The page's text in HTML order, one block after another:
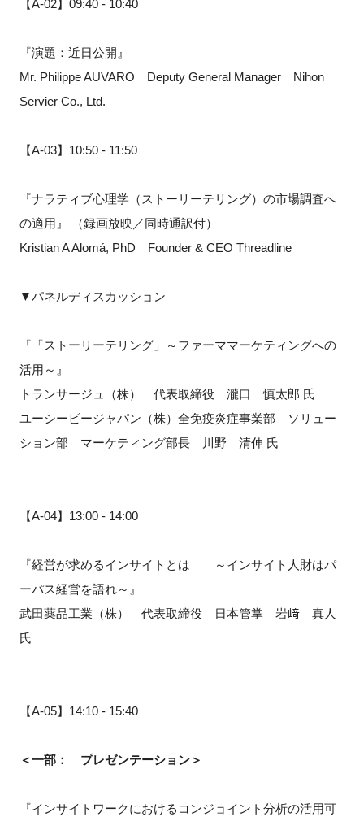
【A-02】09:40 - 10:40
『演題：近日公開』
Mr. Philippe AUVARO Deputy General Manager Nihon
Servier Co., Ltd.
【A-03】10:50 - 11:50
『ナラティブ心理学（ストーリーテリング）の市場調査へ
の適用』 （録画放映／同時通訳付）
Kristian A Alomá, PhD Founder & CEO Threadline
▼パネルディスカッション
『「ストーリーテリング」～ファーママーケティングへの
活用～』
トランサージュ（株） 代表取締役 瀧口 慎太郎 氏
ユーシービージャパン（株）全免疫炎症事業部 ソリュー
ション部 マーケティング部長 川野 清伸 氏
【A-04】13:00 - 14:00
『経営が求めるインサイトとは ～インサイト人財はパ
ーパス経営を語れ～』
武田薬品工業（株） 代表取締役 日本管掌 岩﨑 真人
氏
【A-05】14:10 - 15:40
＜一部： プレゼンテーション＞
『インサイトワークにおけるコンジョイント分析の活用可